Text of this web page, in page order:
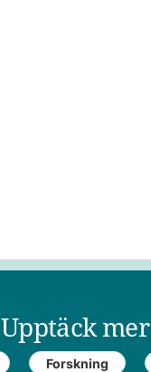
Upptäck mer
Forskning